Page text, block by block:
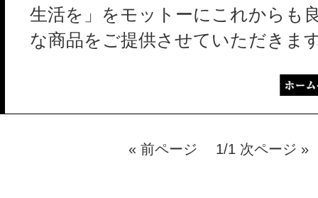
生活を」をモットーにこれからも
な商品をご提供させていただきま
« 前ページ 1/1 次ページ »